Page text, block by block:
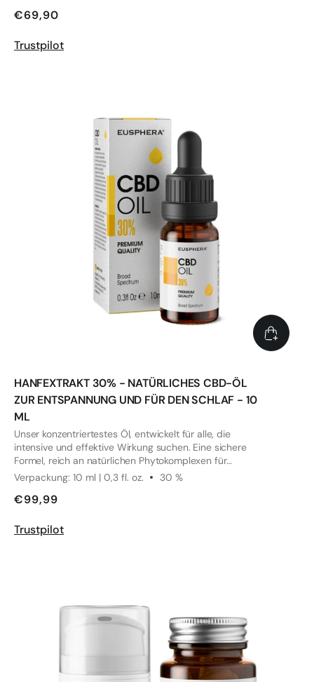
€69,90
Trustpilot
HANFEXTRAKT 30% - NATÜRLICHES CBD-ÖL
ZUR ENTSPANNUNG UND FÜR DEN SCHLAF - 10
ML
Unser konzentriertestes Öl, entwickelt für alle, die
intensive und effektive Wirkung suchen. Eine sichere
Formel, reich an natürlichen Phytokomplexen für
Entspannung, Ruhe und gezielte Linderung.
Verpackung: 10 ml | 0,3 fl. oz. 30 %
€99,99
Trustpilot